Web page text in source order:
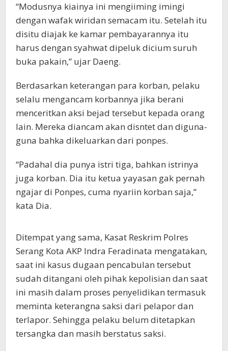
“Modusnya kiainya ini mengiiming imingi
dengan wafak wiridan semacam itu. Setelah itu
disitu diajak ke kamar pembayarannya itu
harus dengan syahwat dipeluk dicium suruh
buka pakain,” ujar Daeng.
Berdasarkan keterangan para korban, pelaku
selalu mengancam korbannya jika berani
menceritkan aksi bejad tersebut kepada orang
lain. Mereka diancam akan disntet dan diguna-
guna bahka dikeluarkan dari ponpes.
“Padahal dia punya istri tiga, bahkan istrinya
juga korban. Dia itu ketua yayasan gak pernah
ngajar di Ponpes, cuma nyariin korban saja,”
kata Dia.
Ditempat yang sama, Kasat Reskrim Polres
Serang Kota AKP Indra Feradinata mengatakan,
saat ini kasus dugaan pencabulan tersebut
sudah ditangani oleh pihak kepolisian dan saat
ini masih dalam proses penyelidikan termasuk
meminta keterangna saksi dari pelapor dan
terlapor. Sehingga pelaku belum ditetapkan
tersangka dan masih berstatus saksi.